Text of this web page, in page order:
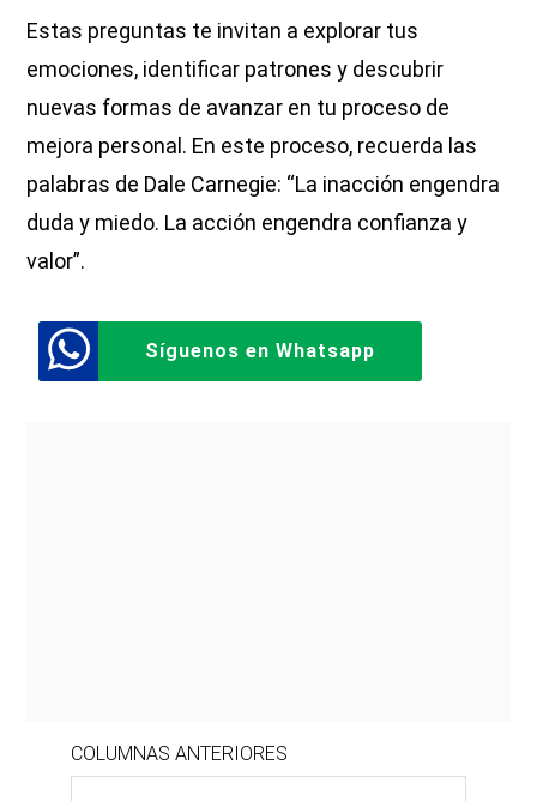
Estas preguntas te invitan a explorar tus
emociones, identificar patrones y descubrir
nuevas formas de avanzar en tu proceso de
mejora personal. En este proceso, recuerda las
palabras de Dale Carnegie: “La inacción engendra
duda y miedo. La acción engendra confianza y
valor”.
Síguenos en Whatsapp
COLUMNAS ANTERIORES